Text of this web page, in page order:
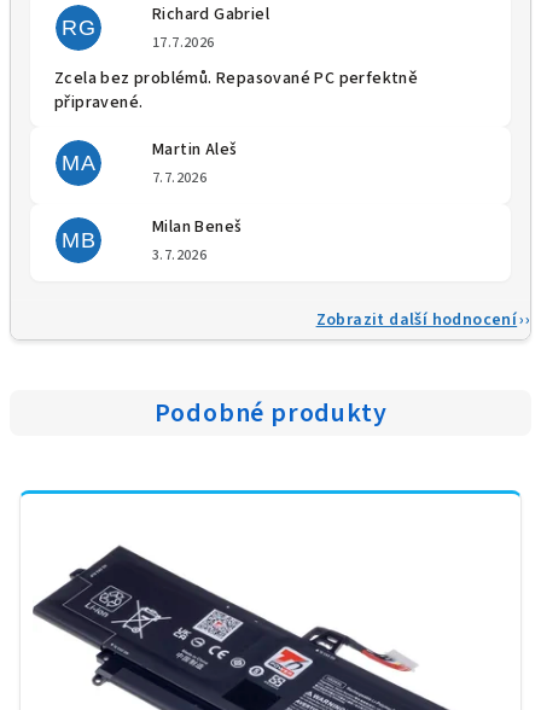
RG
Richard Gabriel
17.7.2026
Zcela bez problémů. Repasované PC perfektně
připravené.
MA
Martin Aleš
7.7.2026
MB
Milan Beneš
3.7.2026
Zobrazit další hodnocení
Podobné produkty